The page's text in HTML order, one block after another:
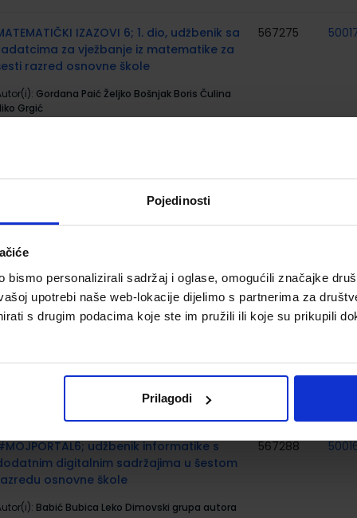
Pojedinosti
bismo personalizirali sadržaj i oglase, omogućili značajke
upotrebi naše web-lokacije dijelimo s partnerima za
s drugim podacima koje ste im pružili ili koje su prikupili
Prilagodi
IZAZOVI 6; 1. dio, udžbenik sa
za vježbanje iz matematike za
razred osnovne škole
Gordana Paić Željko Bošnjak Boris Čulina
Grgić
567275
IZAZOVI 6; 2. dio, udžbenik sa
za vježbanje iz matematike za
Grgić
ALFA d.d.
Registarski broj ministarstva:
567276
Gordana Paić Željko Bošnjak
Registarski broj ministarstva:
udžbenik informatike s
digitalnim sadržajima u šestom
osnovne škole
Babić Bubica Leko Dimovski grupa autora
567288